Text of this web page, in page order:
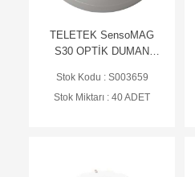
TELETEK SensoMAG
S30 OPTİK DUMAN
Stok Kodu : S003659
Stok Miktarı : 40 ADET